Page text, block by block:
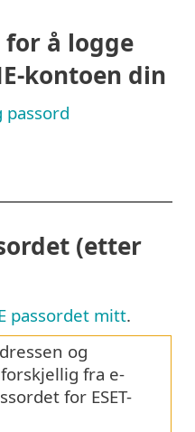
for å logge
kontoen din
passord
(etter
passordet mitt.
og
fra e-
for ESET-